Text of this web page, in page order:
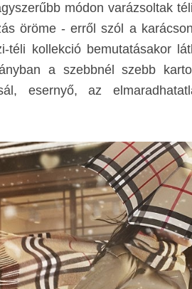
módon varázsoltak
öröme - erről szól a
téli kollekció bemutatásakor
a szebbnél szebb
esernyő, az